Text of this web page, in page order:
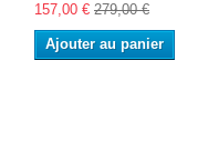
157,00 € 279,00 €
Ajouter au panier